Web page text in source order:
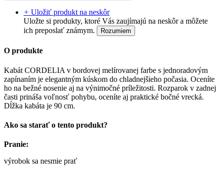
+ Uložiť produkt na neskôr
Uložte si produkty, ktoré Vás zaujímajú na neskôr a môžete
ich preposlať známym.
Rozumiem
O produkte
Kabát CORDELIA v bordovej melírovanej farbe s jednoradovým
zapínaním je elegantným kúskom do chladnejšieho počasia. Oceníte
ho na bežné nosenie aj na výnimočné príležitosti. Rozparok v zadnej
časti prináša voľnosť pohybu, oceníte aj praktické bočné vrecká.
Dĺžka kabáta je 90 cm.
Ako sa starať o tento produkt?
Pranie:
výrobok sa nesmie prať